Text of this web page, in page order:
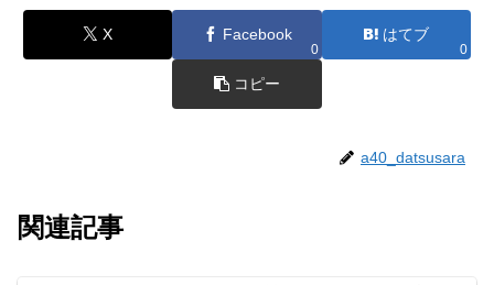
X Facebook
0
はてブ
0
コピー
a40_datsusara
関連記事